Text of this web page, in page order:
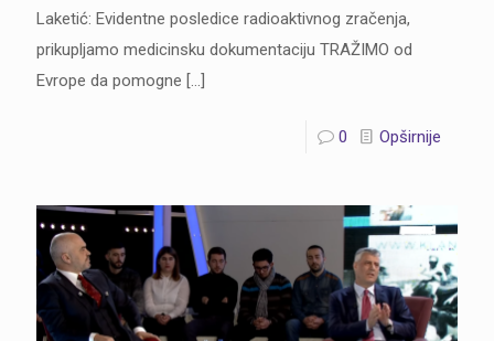
Laketić: Evidentne posledice radioaktivnog zračenja,
prikupljamo medicinsku dokumentaciju TRAŽIMO od
Evrope da pomogne […]
0 Opširnije